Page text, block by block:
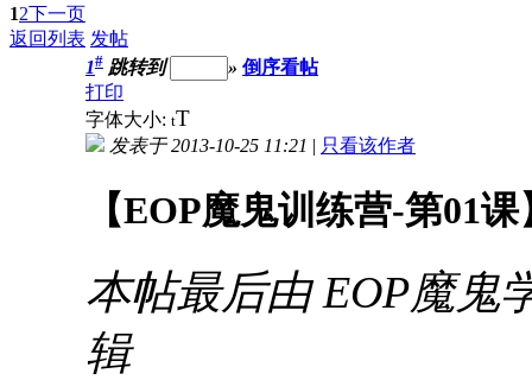
12下一页
返回列表 发帖
1# 跳转到 » 倒序看帖
打印
字体大小: tT
发表于 2013-10-25 11:21 | 只看该作者
【EOP魔鬼训练营-第01
本帖最后由 EOP魔鬼
辑